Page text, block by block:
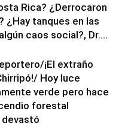
Rica? ¿Derrocaron
¿Hay tanques en las
caos social?, Dr....
¡El extraño
Hoy luce
verde pero hace
forestal